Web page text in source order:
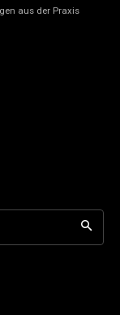
aus der Praxis